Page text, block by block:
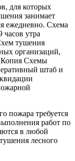
для которых
занимает
ежедневно. Схема
часов утра
тушения
организаций,
Копия Схемы
штаб и
пожара требуется
работ по
в любой
лесного